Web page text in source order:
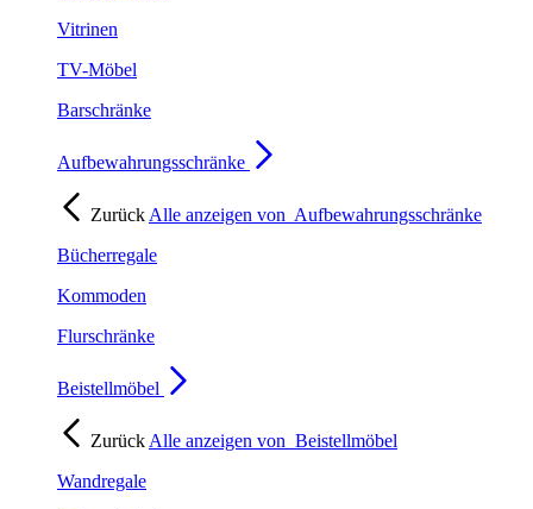
Vitrinen
TV-Möbel
Barschränke
Aufbewahrungsschränke
Zurück Alle anzeigen von Aufbewahrungsschränke
Bücherregale
Kommoden
Flurschränke
Beistellmöbel
Zurück Alle anzeigen von Beistellmöbel
Wandregale